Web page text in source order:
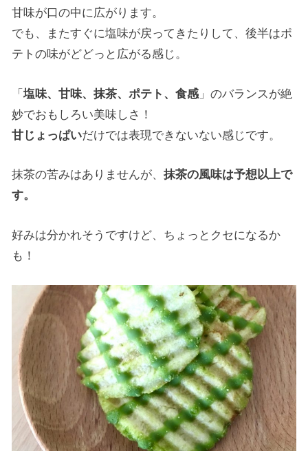
甘味が口の中に広がります。
でも、またすぐに塩味が戻ってきたりして、後半はポ
テトの味がどどっと広がる感じ。
「塩味、甘味、抹茶、ポテト、食感 」のバランスが絶
妙でおもしろい美味しさ！
甘じょっぱいだけでは表現できないない感じです。
抹茶の苦みはありませんが、抹茶の風味は予想以上で
す。
好みは分かれそうですけど、ちょっとクセになるか
も！